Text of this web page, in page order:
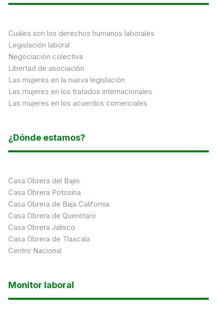
Cuáles son los derechos humanos laborales
Legislación laboral
Negociación colectiva
Libertad de asociación
Las mujeres en la nueva legislación
Las mujeres en los tratados internacionales
Las mujeres en los acuerdos comerciales
¿Dónde estamos?
Casa Obrera del Bajío
Casa Obrera Potosina
Casa Obrera de Baja California
Casa Obrera de Querétaro
Casa Obrera Jalisco
Casa Obrera de Tlaxcala
Centro Nacional
Monitor laboral